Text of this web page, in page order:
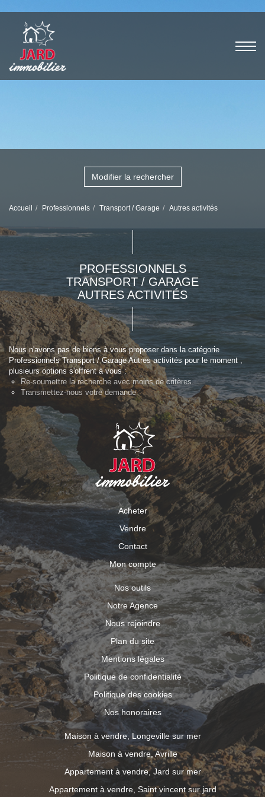
Modifier la rechercher
Accueil Professionnels Transport / Garage Autres activités
PROFESSIONNELS
TRANSPORT / GARAGE
AUTRES ACTIVITÉS
Nous n'avons pas de biens à vous proposer dans la catégorie
Professionnels Transport / Garage Autres activités pour le moment ,
plusieurs options s'offrent à vous :
Re-soumettre la recherche avec moins de critères.
Transmettez-nous votre demande
Acheter
Vendre
Contact
Mon compte
Nos outils
Notre Agence
Nous rejoindre
Plan du site
Mentions légales
Politique de confidentialité
Politique des cookies
Nos honoraires
Maison à vendre, Longeville sur mer
Maison à vendre, Avrille
Appartement à vendre, Jard sur mer
Appartement à vendre, Saint vincent sur jard